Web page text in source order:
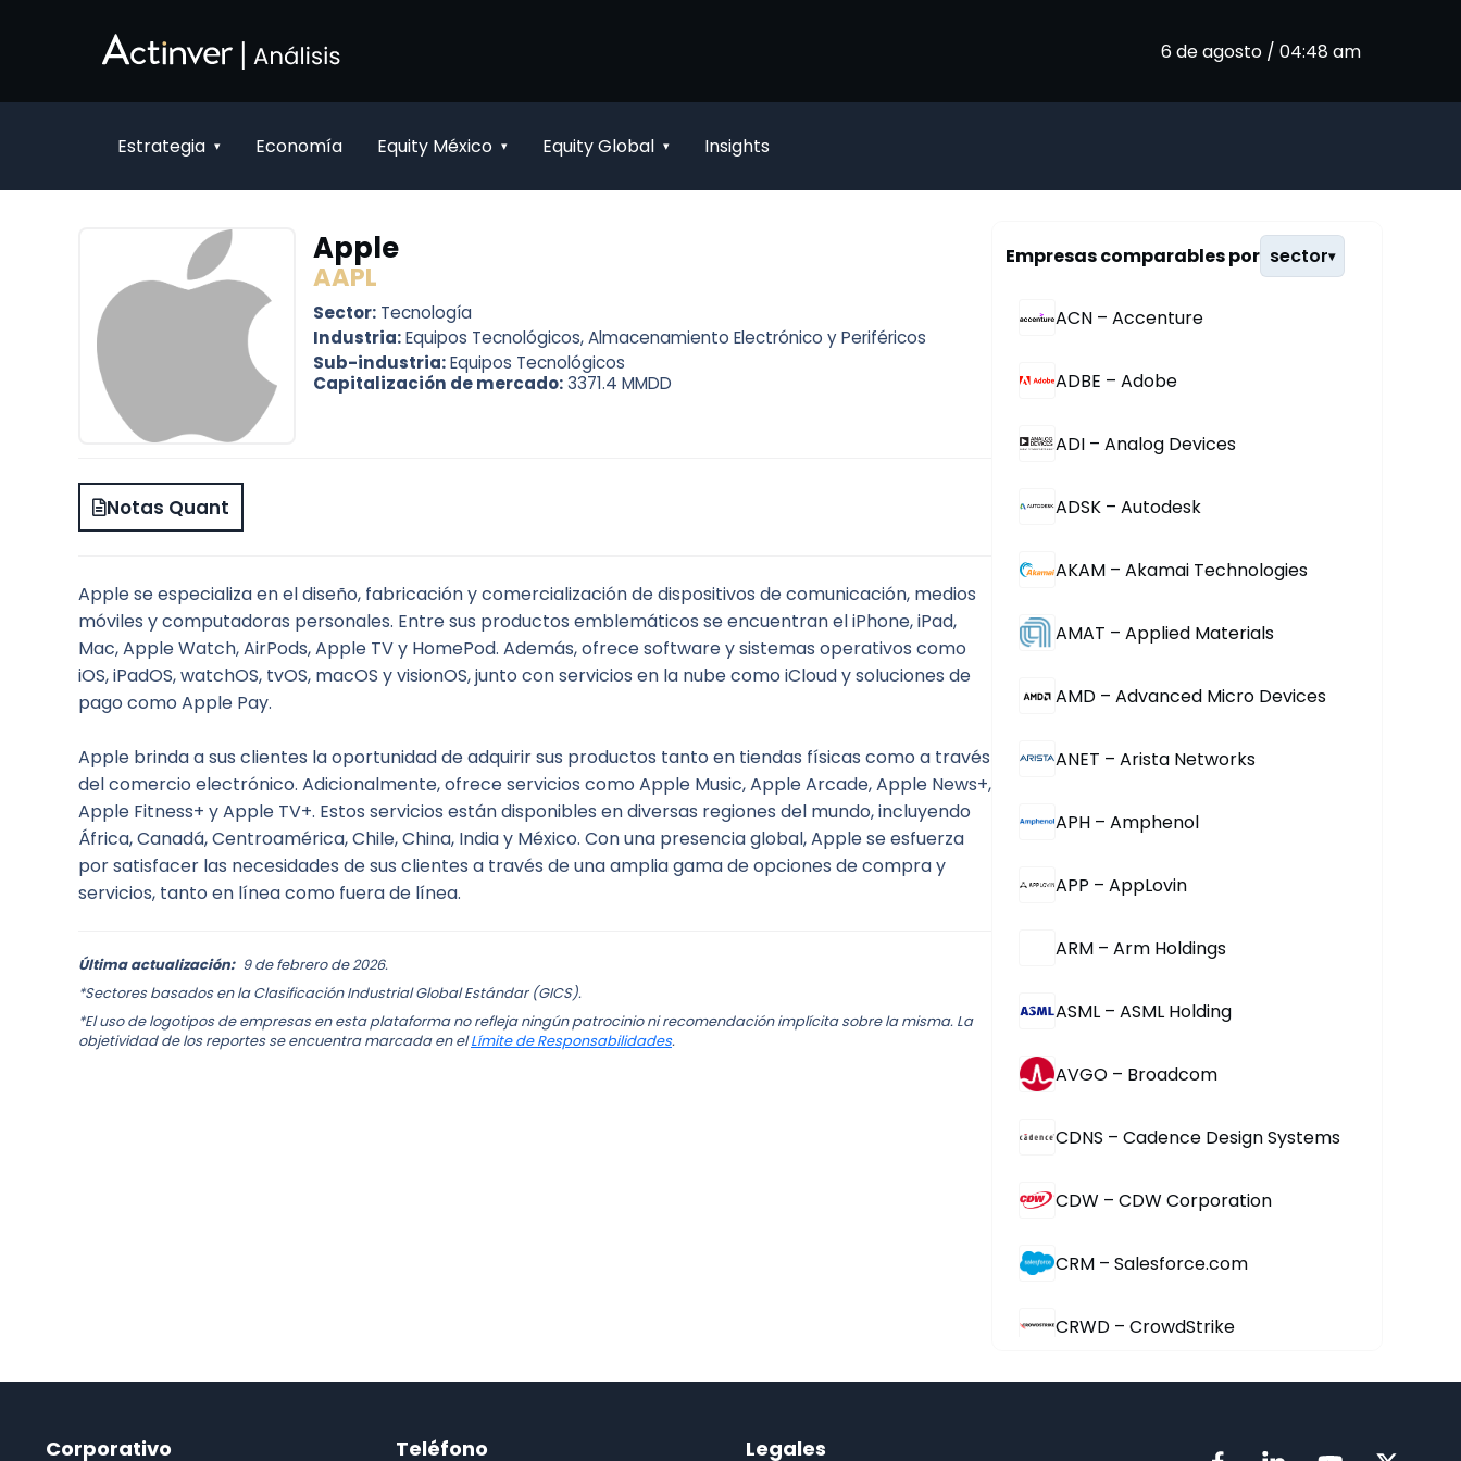
6 de agosto / 04:48 am
Estrategia ▾ Economía Equity México ▾ Equity Global ▾ Insights
Apple
AAPL
Sector: Tecnología
Industria:Equipos Tecnológicos, Almacenamiento Electrónico y Periféricos
Sub-industria:Equipos Tecnológicos
Capitalización de mercado:3371.4 MMDD
Notas Quant
Apple se especializa en el diseño, fabricación y comercialización de dispositivos de comunicación, medios
móviles y computadoras personales. Entre sus productos emblemáticos se encuentran el iPhone, iPad,
Mac, Apple Watch, AirPods, Apple TV y HomePod. Además, ofrece software y sistemas operativos como
iOS, iPadOS, watchOS, tvOS, macOS y visionOS, junto con servicios en la nube como iCloud y soluciones de
pago como Apple Pay.
Apple brinda a sus clientes la oportunidad de adquirir sus productos tanto en tiendas físicas como a través
del comercio electrónico. Adicionalmente, ofrece servicios como Apple Music, Apple Arcade, Apple News+,
Apple Fitness+ y Apple TV+. Estos servicios están disponibles en diversas regiones del mundo, incluyendo
África, Canadá, Centroamérica, Chile, China, India y México. Con una presencia global, Apple se esfuerza
por satisfacer las necesidades de sus clientes a través de una amplia gama de opciones de compra y
servicios, tanto en línea como fuera de línea.
Última actualización: 9 de febrero de 2026.
*Sectores basados en la Clasificación Industrial Global Estándar (GICS).
*El uso de logotipos de empresas en esta plataforma no refleja ningún patrocinio ni recomendación implícita sobre la misma. La
objetividad de los reportes se encuentra marcada en elLímite de Responsabilidades.
Empresas comparables por sector▾
ACN – Accenture
ADBE – Adobe
ADI – Analog Devices
ADSK – Autodesk
AKAM – Akamai Technologies
AMAT – Applied Materials
AMD – Advanced Micro Devices
ANET – Arista Networks
APH – Amphenol
APP – AppLovin
ARM – Arm Holdings
ASML – ASML Holding
AVGO – Broadcom
CDNS – Cadence Design Systems
CDW – CDW Corporation
CRM – Salesforce.com
CRWD – CrowdStrike
CSCO – Cisco Systems
CTSH – Cognizant Technology
Corporativo Teléfono Legales